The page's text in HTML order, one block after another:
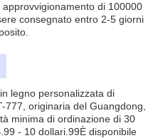
di 100000
consegnato entro 2-5 giorni
legno personalizzata di
originaria del Guangdong,
minima di ordinazione di 30
- 10 dollari.99È disponibile